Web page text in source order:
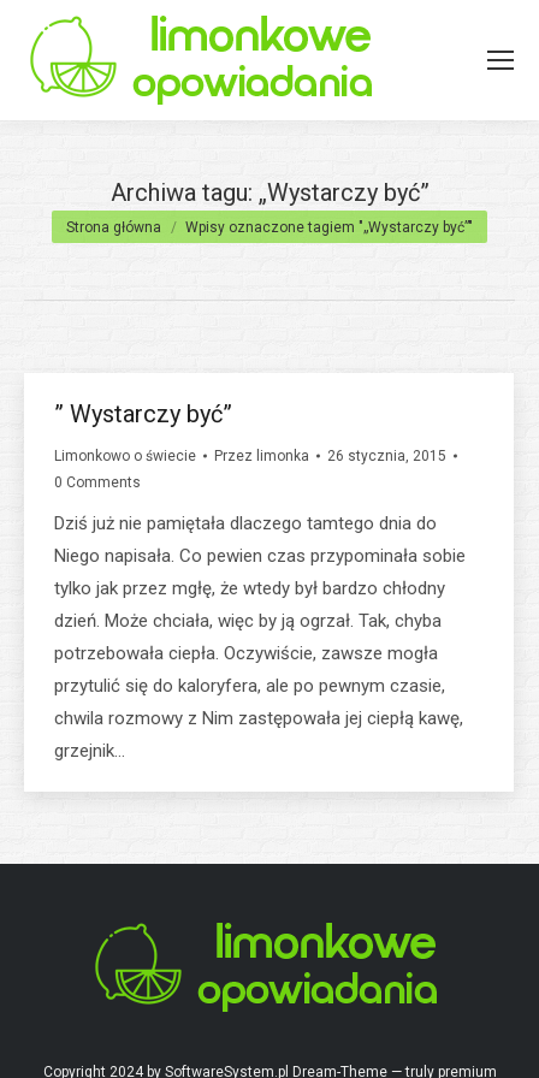
Archiwa tagu: „Wystarczy być”
Jesteś tutaj:
Strona główna Wpisy oznaczone tagiem "„Wystarczy być”"
” Wystarczy być”
Limonkowo o świecie Przez limonka
26 stycznia, 2015
0 Comments
Dziś już nie pamiętała dlaczego tamtego dnia do
Niego napisała. Co pewien czas przypominała sobie
tylko jak przez mgłę, że wtedy był bardzo chłodny
dzień. Może chciała, więc by ją ogrzał. Tak, chyba
potrzebowała ciepła. Oczywiście, zawsze mogła
przytulić się do kaloryfera, ale po pewnym czasie,
chwila rozmowy z Nim zastępowała jej ciepłą kawę,
grzejnik…
Copyright 2024 by SoftwareSystem.pl Dream-Theme — truly premium